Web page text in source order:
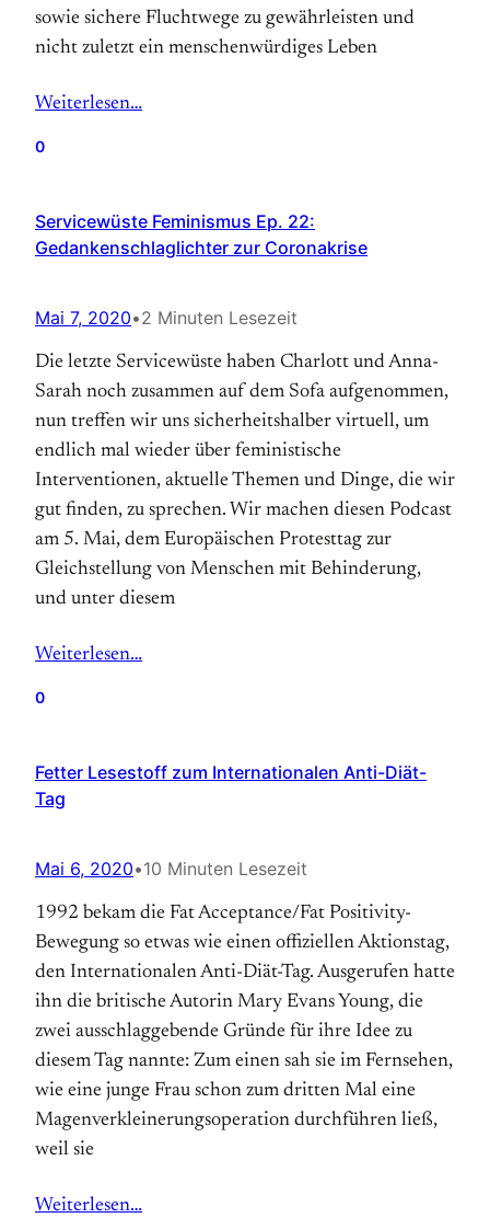
sowie sichere Fluchtwege zu gewährleisten und
nicht zuletzt ein menschenwürdiges Leben
Weiterlesen…
0
Servicewüste Feminismus Ep. 22:
Gedankenschlaglichter zur Coronakrise
Mai 7, 2020•2 Minuten Lesezeit
Die letzte Servicewüste haben Charlott und Anna-
Sarah noch zusammen auf dem Sofa aufgenommen,
nun treffen wir uns sicherheitshalber virtuell, um
endlich mal wieder über feministische
Interventionen, aktuelle Themen und Dinge, die wir
gut finden, zu sprechen. Wir machen diesen Podcast
am 5. Mai, dem Europäischen Protesttag zur
Gleichstellung von Menschen mit Behinderung,
und unter diesem
Weiterlesen…
0
Fetter Lesestoff zum Internationalen Anti-Diät-
Tag
Mai 6, 2020•10 Minuten Lesezeit
1992 bekam die Fat Acceptance/Fat Positivity-
Bewegung so etwas wie einen offiziellen Aktions­tag,
den Internationalen Anti-Diät-Tag. Aus­gerufen hatte
ihn die britische Autorin Mary Evans Young, die
zwei ausschlaggebende Gründe für ihre Idee zu
diesem Tag nannte: Zum einen sah sie im Fernsehen,
wie eine junge Frau schon zum dritten Mal eine
Magen­verkleinerungs­operation durchführen ließ,
weil sie
Weiterlesen…